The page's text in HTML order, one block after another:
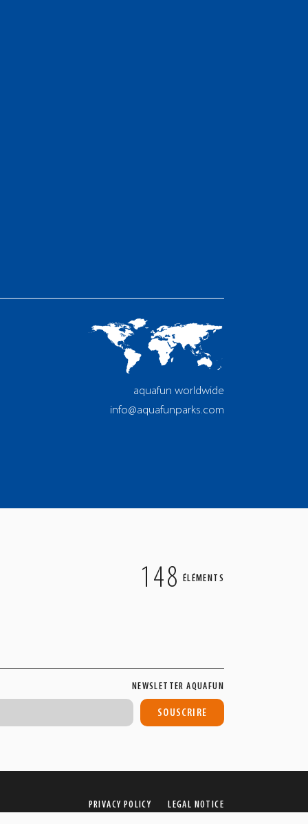
aquafun worldwide
info@aquafunparks.com
148 ÉLÉMENTS
NEWSLETTER AQUAFUN
PRIVACY POLICY LEGAL NOTICE